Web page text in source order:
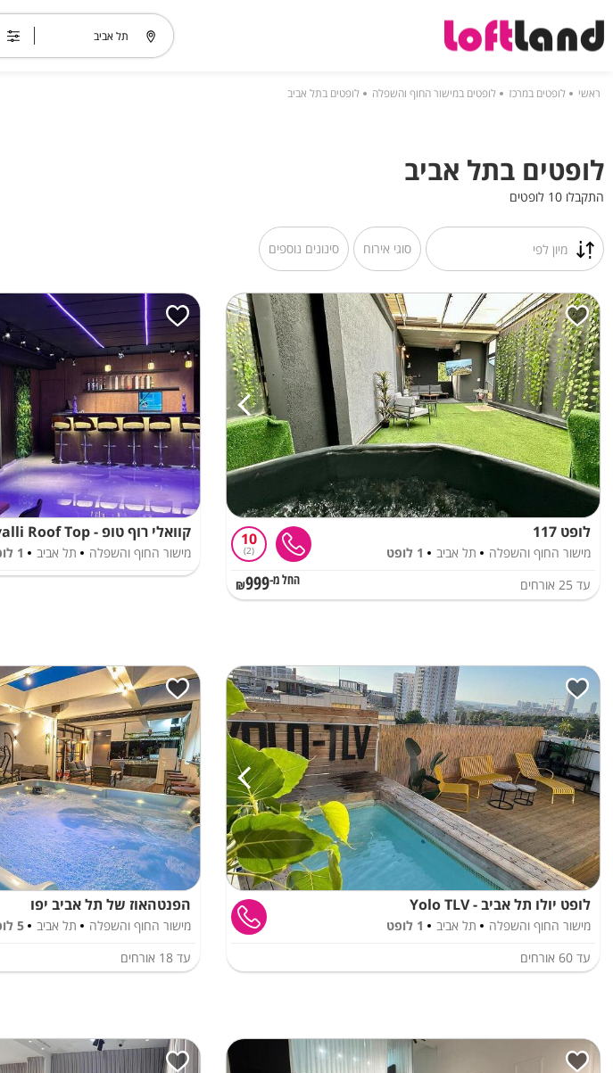
ראשי לופטים במרכז לופטים במישור החוף והשפלה לופטים בתל אביב
לופטים בתל אביב
התקבלו 10 לופטים
מיון לפי סוגי אירוח סינונים נוספים
לופט 117
מישור החוף והשפלה תל אביב 1 לופט
10
2
עד 25 אורחים החל מ-₪999
קוואלי רוף טופ - Cavalli Roof Top
מישור החוף והשפלה תל אביב 1 לופט
לופט יולו תל אביב - Yolo TLV
מישור החוף והשפלה תל אביב
1 לופט
עד 60 אורחים
הפנטהאוז של תל אביב יפו
מישור החוף והשפלה תל אביב 5 לופטים
עד 18 אורחים